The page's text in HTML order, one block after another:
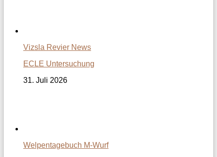
Vizsla Revier News
ECLE Untersuchung
31. Juli 2026
Welpentagebuch M-Wurf